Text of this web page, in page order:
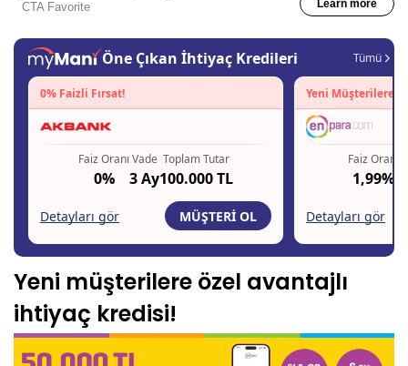
Yeni müşterilere özel avantajlı
ihtiyaç kredisi!